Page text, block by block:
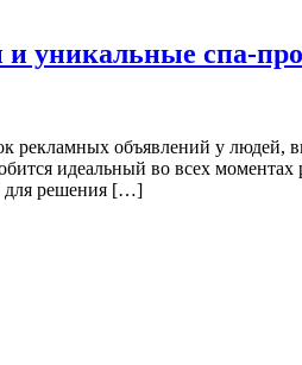
и уникальные спа-
объявлений у людей,
идеальный во всех моментах
для решения […]